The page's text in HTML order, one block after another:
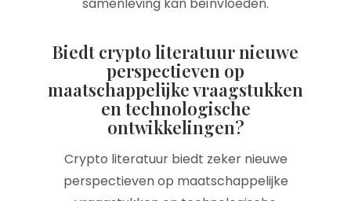
Biedt crypto literatuur nieuwe
perspectieven op
maatschappelijke vraagstukken
en technologische
ontwikkelingen?
Crypto literatuur biedt zeker nieuwe
perspectieven op maatschappelijke